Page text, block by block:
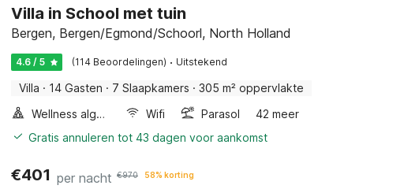
Villa in School met tuin
Bergen, Bergen/Egmond/Schoorl, North Holland
4.6 / 5 (114 Beoordelingen) · Uitstekend
Villa · 14 Gasten · 7 Slaapkamers · 305 m² oppervlakte
Wellness algemeen
Wifi Parasol
42 meer
Gratis annuleren tot 43 dagen voor aankomst
€401 per nacht €970 58% korting